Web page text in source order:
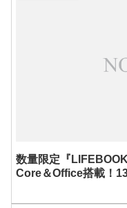
数量限定『
Core＆Office搭載！